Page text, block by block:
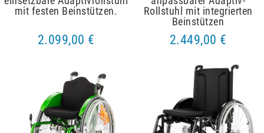
mit festen Beinstützen.
2.099,00 €
Rollstuhl mit integrierten
Beinstützen
2.449,00 €